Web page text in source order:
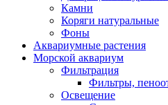
Камни
Коряги натуральные
Фоны
Аквариумные растения
Морской аквариум
Фильтрация
Фильтры,
Освещение